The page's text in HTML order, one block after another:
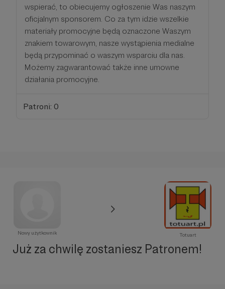
wspierać, to obiecujemy ogłoszenie Was naszym
oficjalnym sponsorem. Co za tym idzie wszelkie
materiały promocyjne będą oznaczone Waszym
znakiem towarowym, nasze wystąpienia medialne
będą przypominać o waszym wsparciu dla nas.
Możemy zagwarantować także inne umowne
działania promocyjne.
Patroni: 0
Nowy użytkownik Totuart
Już za chwilę zostaniesz Patronem!